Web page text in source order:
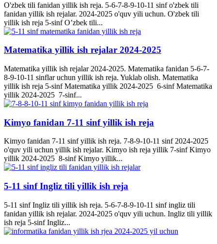
O'zbek tili fanidan yillik ish reja. 5-6-7-8-9-10-11 sinf o'zbek tili
fanidan yillik ish rejalar. 2024-2025 o'quv yili uchun. O'zbek tili
yillik ish reja 5-sinf O’zbek tili...
Matematika yillik ish rejalar 2024-2025
Matematika yillik ish rejalar 2024-2025. Matematika fanidan 5-6-7-
8-9-10-11 sinflar uchun yillik ish reja. Yuklab olish. Matematika
yillik ish reja 5-sinf Matematika yillik 2024-2025 6-sinf Matematika
yillik 2024-2025 7-sinf...
Kimyo fanidan 7-11 sinf yillik ish reja
Kimyo fanidan 7-11 sinf yillik ish reja. 7-8-9-10-11 sinf 2024-2025
o'quv yili uchun yillik ish rejalar. Kimyo ish reja yillik 7-sinf Kimyo
yillik 2024-2025 8-sinf Kimyo yillik...
5-11 sinf Ingliz tili yillik ish reja
5-11 sinf Ingliz tili yillik ish reja. 5-6-7-8-9-10-11 sinf ingliz tili
fanidan yillik ish rejalar. 2024-2025 o'quv yili uchun. Ingliz tili yillik
ish reja 5-sinf Ingliz...